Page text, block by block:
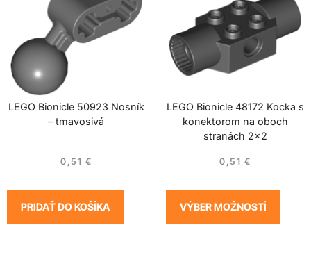
LEGO Bionicle 50923 Nosník
– tmavosivá
0,51 €
PRIDAŤ DO KOŠÍKA
LEGO Bionicle 48172 Kocka s
konektorom na oboch
stranách 2×2
0,51 €
VÝBER MOŽNOSTÍ